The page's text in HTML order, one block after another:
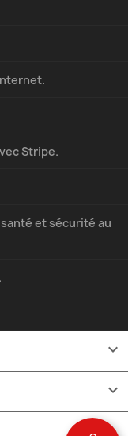
Stripe.
et sécurité au

keyboard_arrow_down